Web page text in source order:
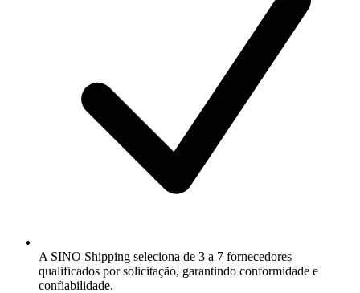
A SINO Shipping seleciona de 3 a 7 fornecedores
qualificados por solicitação, garantindo conformidade e
confiabilidade.